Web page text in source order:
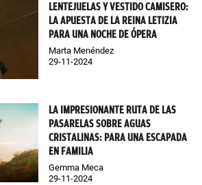
LENTEJUELAS Y VESTIDO CAMISERO:
LA APUESTA DE LA REINA LETIZIA
PARA UNA NOCHE DE ÓPERA
Marta Menéndez
29-11-2024
LA IMPRESIONANTE RUTA DE LAS
PASARELAS SOBRE AGUAS
CRISTALINAS: PARA UNA ESCAPADA
EN FAMILIA
Gemma Meca
29-11-2024